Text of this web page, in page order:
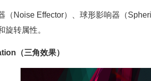
（Noise Effector）、球形影响器（
旋转属性。
（三角效果）